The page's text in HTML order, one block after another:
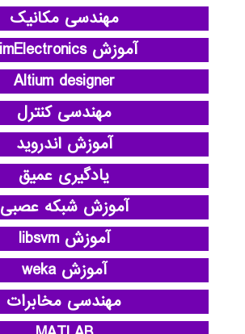
مهندسی مکانیک
آموزش SimElectronics
Altium designer
مهندسی کنترل
آموزش اندروید
یادگیری عمیق
آموزش شبکه عصبی
آموزش libsvm
آموزش weka
مهندسی مخابرات